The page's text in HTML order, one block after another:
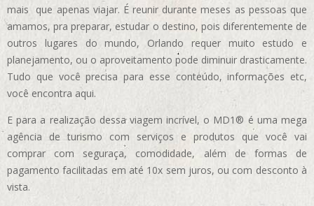
mais que apenas viajar. É reunir durante meses as pessoas que
amamos, pra preparar, estudar o destino, pois diferentemente de
outros lugares do mundo, Orlando requer muito estudo e
planejamento, ou o aproveitamento pode diminuir drasticamente.
Tudo que você precisa para esse conteúdo, informações etc,
você encontra aqui.
E para a realização dessa viagem incrível, o MD1® é uma mega
agência de turismo com serviços e produtos que você vai
comprar com seguraça, comodidade, além de formas de
pagamento facilitadas em até 10x sem juros, ou com desconto à
vista.